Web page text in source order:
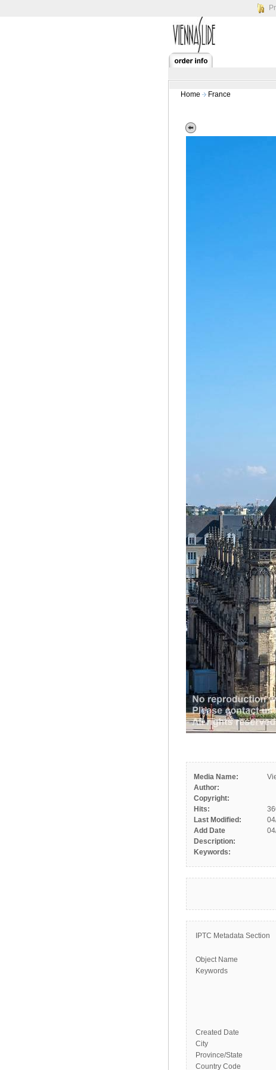
Home France
Media Name:
Author:
Copyright:
Hits:
Last Modified:
Add Date
Description:
Keywords:
IPTC Metadata Section
Object Name
Keywords
Created Date
City
Province/State
Country Code